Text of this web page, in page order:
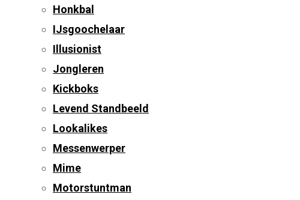
Honkbal
IJsgoochelaar
Illusionist
Jongleren
Kickboks
Levend Standbeeld
Lookalikes
Messenwerper
Mime
Motorstuntman